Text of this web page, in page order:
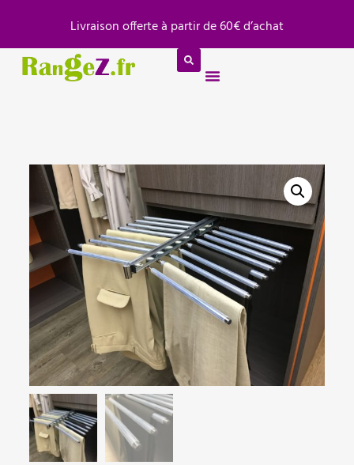
Livraison offerte à partir de 60€ d’achat